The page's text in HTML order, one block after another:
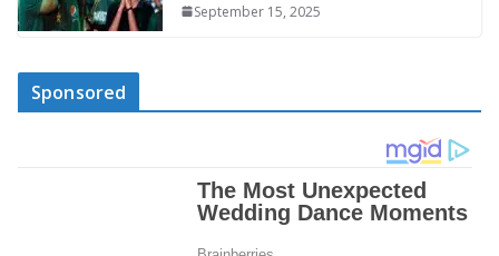
September 15, 2025
Sponsored